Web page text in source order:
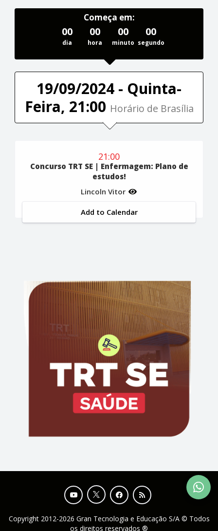
Começa em:
00
dia
00
hora
00
minuto
00
segundo
19/09/2024 - Quinta-
Feira, 21:00 Horário de Brasília
21:00
Concurso TRT SE | Enfermagem: Plano de
estudos!
Lincoln Vitor
Add to Calendar
Copyright 2012-2026 Gran Tecnologia e Educação S/A © Todos
os direitos reservados ®